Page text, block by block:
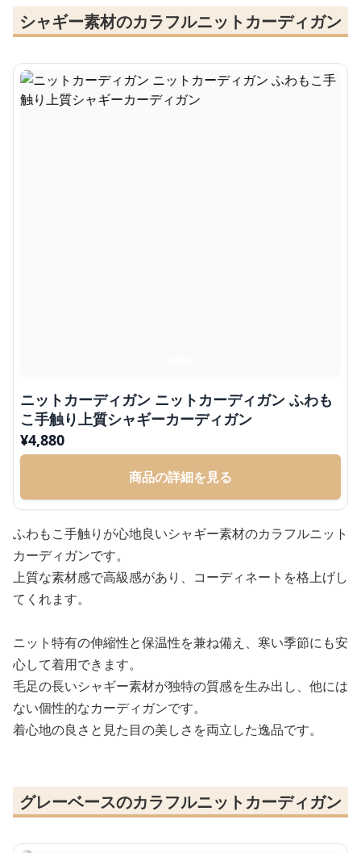
シャギー素材のカラフルニットカーディガン
ニットカーディガン ニットカーディガン ふわも
こ手触り上質シャギーカーディガン
¥4,880
商品の詳細を見る
ふわもこ手触りが心地良いシャギー素材のカラフルニット
カーディガンです。
上質な素材感で高級感があり、コーディネートを格上げし
てくれます。
ニット特有の伸縮性と保温性を兼ね備え、寒い季節にも安
心して着用できます。
毛足の長いシャギー素材が独特の質感を生み出し、他には
ない個性的なカーディガンです。
着心地の良さと見た目の美しさを両立した逸品です。
グレーベースのカラフルニットカーディガン